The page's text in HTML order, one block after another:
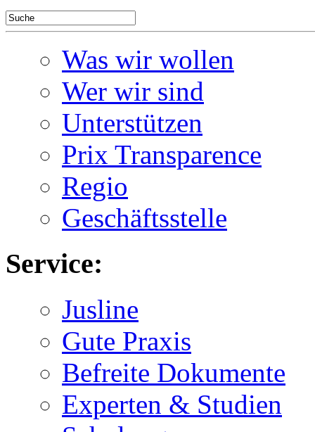
Was wir wollen
Wer wir sind
Unterstützen
Prix Transparence
Regio
Geschäftsstelle
Service:
Jusline
Gute Praxis
Befreite Dokumente
Experten & Studien